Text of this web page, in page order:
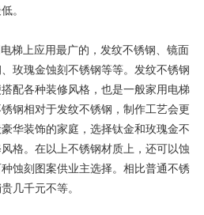
。
梯上应用最广的， 发纹不锈钢、镜面
玫瑰金蚀刻不锈钢等等。发纹不锈钢
配各种装修风格，也是一般家用电梯
钢相对于发纹不锈钢，制作工艺会更
华装饰的家庭，选择钛金和玫瑰金不
格。在以上不锈钢材质上，还可以蚀
蚀刻图案供业主选择。相比普通不锈
几千元不等。